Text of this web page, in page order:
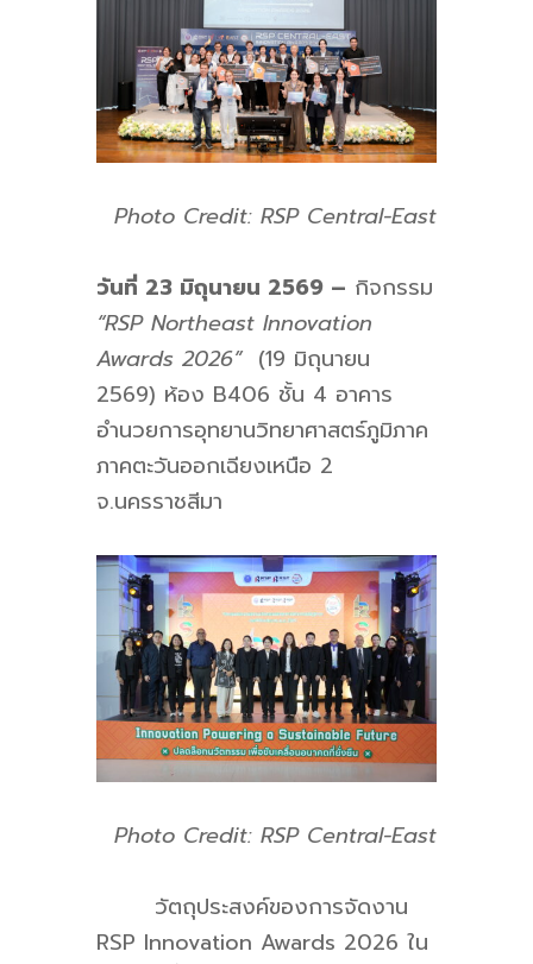
Photo Credit: RSP Central-East
วันที่ 23 มิถุนายน 2569– กิจกรรม
“RSP Northeast Innovation
Awards 2026” (19 มิถุนายน
2569) ห้อง B406 ชั้น 4 อาคาร
อำนวยการอุทยานวิทยาศาสตร์ภูมิภาค
ภาคตะวันออกเฉียงเหนือ 2
จ.นครราชสีมา
Photo Credit: RSP Central-East
วัตถุประสงค์ของการจัดงาน
RSP Innovation Awards 2026 ใน